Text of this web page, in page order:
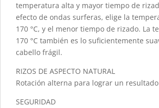
temperatura alta y mayor tiempo de
efecto de ondas surferas, elige la
170 °C, y el menor tiempo de rizado. La
170 °C también es lo suficientemente
cabello frágil.
RIZOS DE ASPECTO NATURAL
Rotación alterna para lograr un
SEGURIDAD